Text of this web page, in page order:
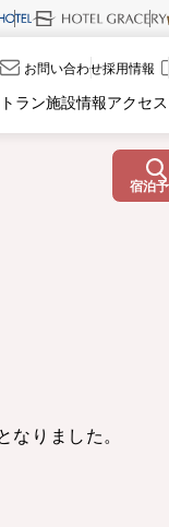
お問い合わせ採用情報
ラン施設情報アクセス
宿泊
なりました。